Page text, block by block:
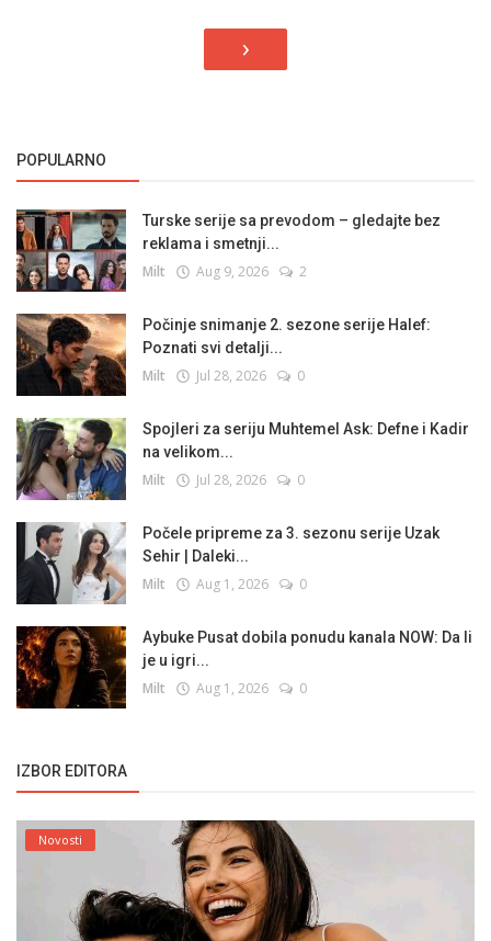
›
POPULARNO
Turske serije sa prevodom – gledajte bez
reklama i smetnji...
Milt Aug 9, 2026 2
Počinje snimanje 2. sezone serije Halef:
Poznati svi detalji...
Milt Jul 28, 2026 0
Spojleri za seriju Muhtemel Ask: Defne i Kadir
na velikom...
Milt Jul 28, 2026 0
Počele pripreme za 3. sezonu serije Uzak
Sehir | Daleki...
Milt Aug 1, 2026 0
Aybuke Pusat dobila ponudu kanala NOW: Da li
je u igri...
Milt Aug 1, 2026 0
IZBOR EDITORA
Novosti